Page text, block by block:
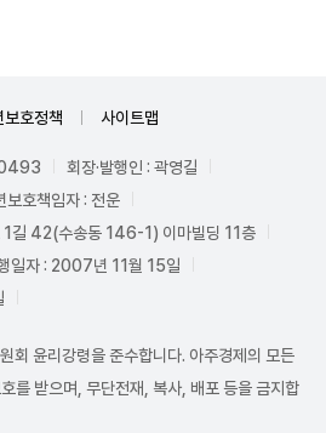
보호정책 사이트맵
회장·발행인 : 곽영길
보호책임자 : 전운
1길 42(수송동 146-1) 이마빌딩 11층
일자 : 2007년 11월 15일
회 윤리강령을 준수합니다. 아주경제의 모든
를 받으며, 무단전재, 복사, 배포 등을 금지합